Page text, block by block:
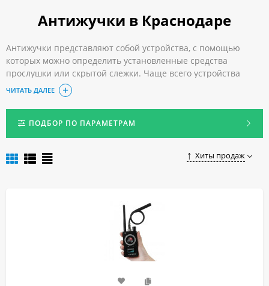
Антижучки в Краснодаре
Антижучки представляют собой устройства, с помощью
которых можно определить установленные средства
прослушки или скрытой слежки. Чаще всего устройства
используются для защиты информации, ведь зачастую она
стоит очень дорого. Приборы стали достаточно
популярными благодаря простоте использования и ряду
дополнительных преимуществ.
Чтобы приобрести антижучок в Краснодаре, достаточно
ЧИТАТЬ ДАЛЕЕ
ПОДБОР ПО ПАРАМЕТРАМ
Хиты продаж